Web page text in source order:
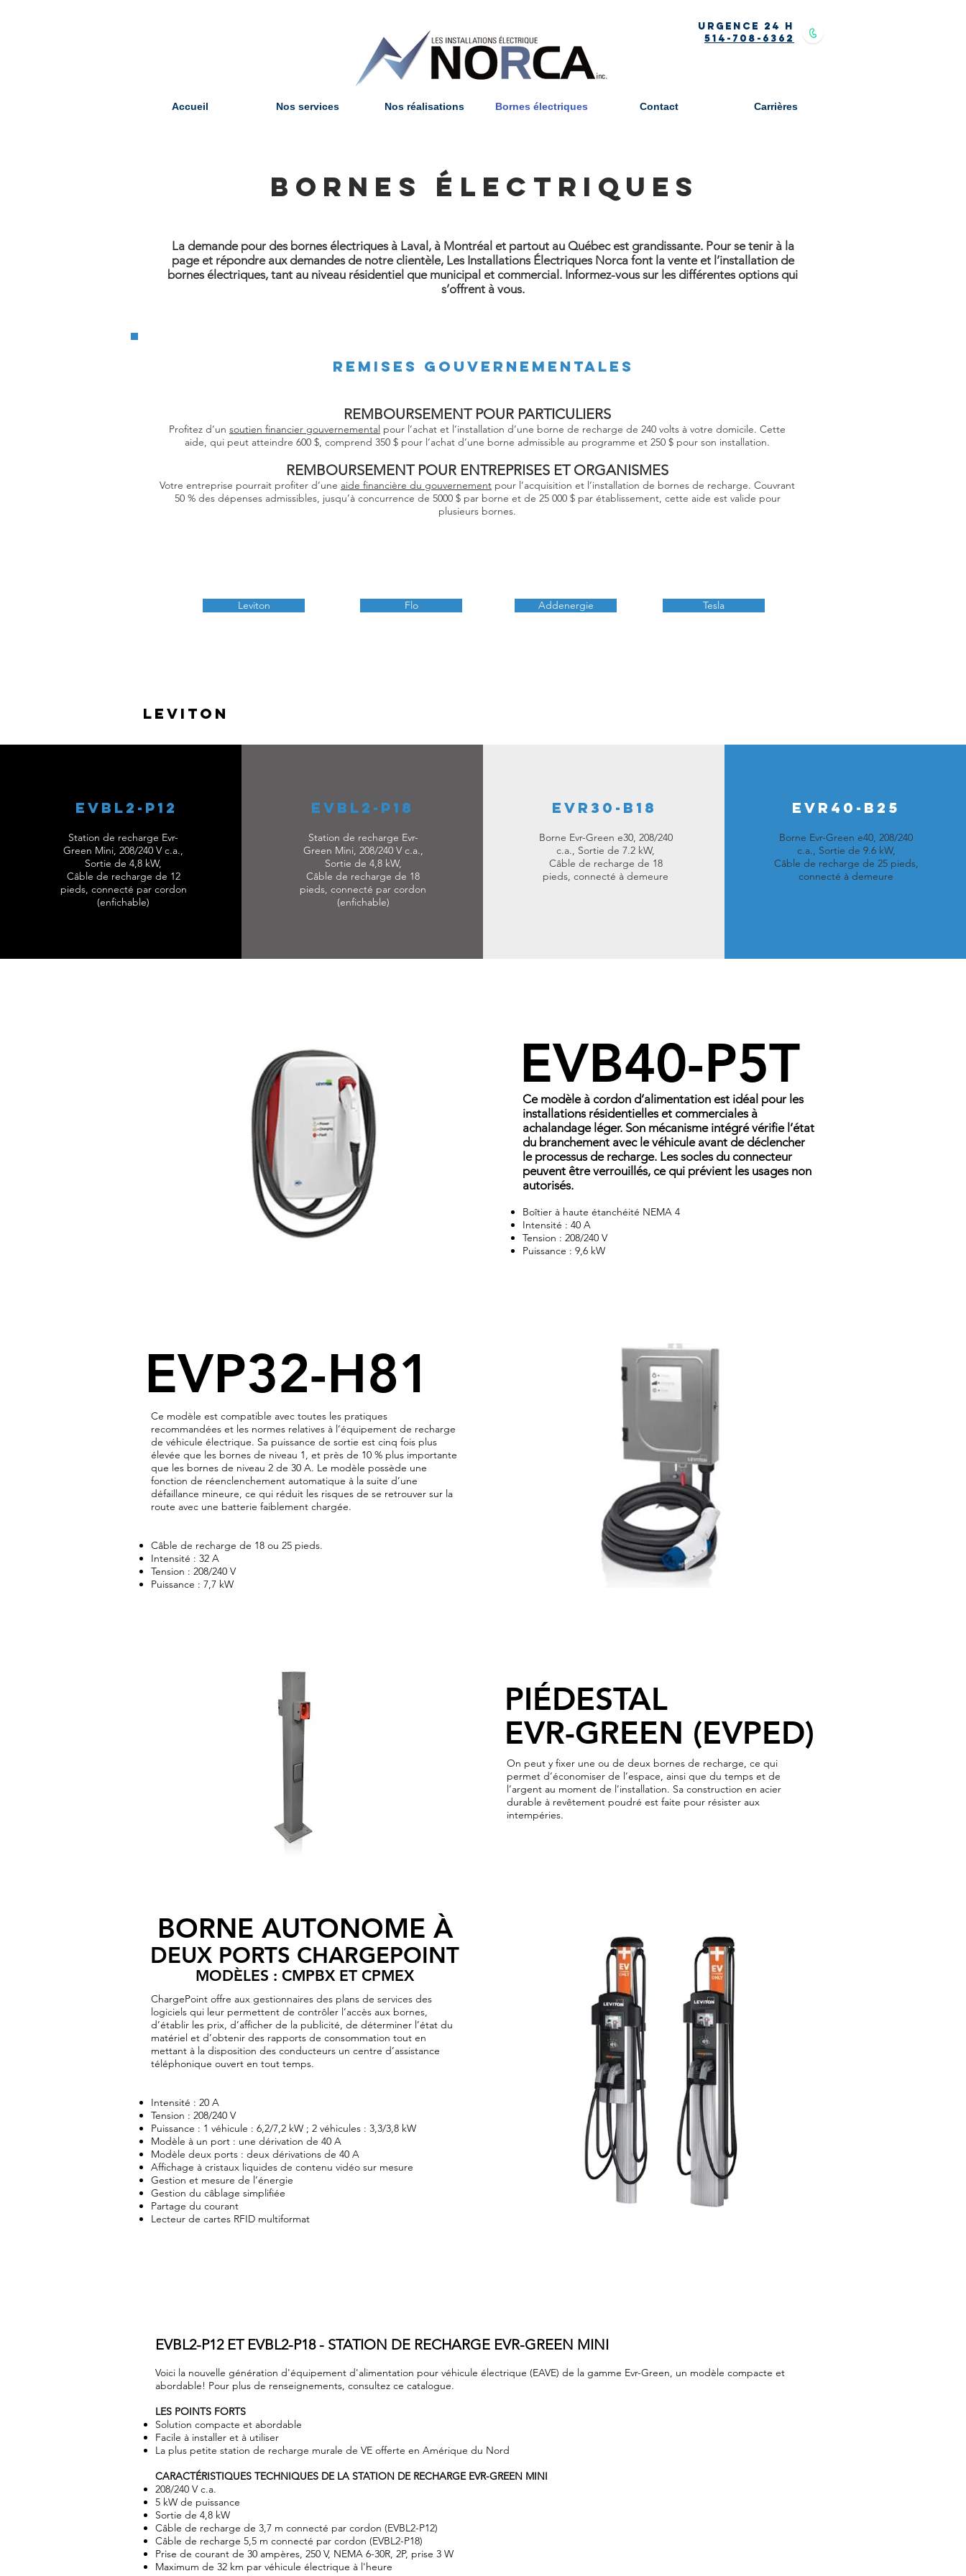
Urgence 24 h
514-708-6362
Accueil Nos services Nos réalisations Bornes électriques Contact Carrières
BORNES ÉLECTRIQUES
La demande pour des bornes électriques à Laval, à Montréal et partout au Québec est grandissante. Pour se tenir à la
page et répondre aux demandes de notre clientèle, Les Installations Électriques Norca font la vente et l’installation de
bornes électriques, tant au niveau résidentiel que municipal et commercial. Informez-vous sur les différentes options qui
s’offrent à vous.
REMISES GOUVERNEMENTALES
REMBOURSEMENT POUR PARTICULIERS
Profitez d’un soutien financier gouvernemental pour l’achat et l’installation d’une borne de recharge de 240 volts à votre domicile. Cette
aide, qui peut atteindre 600 $, comprend 350 $ pour l’achat d’une borne admissible au programme et 250 $ pour son installation.
REMBOURSEMENT POUR ENTREPRISES ET ORGANISMES
Votre entreprise pourrait profiter d’une aide financière du gouvernement pour l’acquisition et l’installation de bornes de recharge. Couvrant
50 % des dépenses admissibles, jusqu’à concurrence de 5000 $ par borne et de 25 000 $ par établissement, cette aide est valide pour
plusieurs bornes.
Leviton Flo Addenergie Tesla
Leviton
EVBL2-P12
Station de recharge Evr-
Green Mini, 208/240 V c.a.,
Sortie de 4,8 kW,
Câble de recharge de 12
pieds, connecté par cordon
(enfichable)
EVBL2-P18
Station de recharge Evr-
Green Mini, 208/240 V c.a.,
Sortie de 4,8 kW,
Câble de recharge de 18
pieds, connecté par cordon
(enfichable)
EVR30-B18
Borne Evr-Green e30, 208/240
c.a., Sortie de 7.2 kW,
Câble de recharge de 18
pieds, connecté à demeure
EVR40-B25
Borne Evr-Green e40, 208/240
c.a., Sortie de 9.6 kW,
Câble de recharge de 25 pieds,
connecté à demeure
Ce modèle à cordon d’alimentation est idéal pour les
installations résidentielles et commerciales à
achalandage léger. Son mécanisme intégré vérifie l’état
du branchement avec le véhicule avant de déclencher
le processus de recharge. Les socles du connecteur
peuvent être verrouillés, ce qui prévient les usages non
autorisés.
Boîtier à haute étanchéité NEMA 4
Intensité : 40 A
Tension : 208/240 V
Puissance : 9,6 kW
EVB40-P5T
Ce modèle est compatible avec toutes les pratiques
recommandées et les normes relatives à l’équipement de recharge
de véhicule électrique. Sa puissance de sortie est cinq fois plus
élevée que les bornes de niveau 1, et près de 10 % plus importante
que les bornes de niveau 2 de 30 A. Le modèle possède une
fonction de réenclenchement automatique à la suite d’une
défaillance mineure, ce qui réduit les risques de se retrouver sur la
route avec une batterie faiblement chargée.
Câble de recharge de 18 ou 25 pieds.
Intensité : 32 A
Tension : 208/240 V
Puissance : 7,7 kW
EVP32-H81
On peut y fixer une ou de deux bornes de recharge, ce qui
permet d’économiser de l’espace, ainsi que du temps et de
l’argent au moment de l’installation. Sa construction en acier
durable à revêtement poudré est faite pour résister aux
intempéries.
PIÉDESTAL
EVR-GREEN (EVPED)
ChargePoint offre aux gestionnaires des plans de services des
logiciels qui leur permettent de contrôler l’accès aux bornes,
d’établir les prix, d’afficher de la publicité, de déterminer l’état du
matériel et d’obtenir des rapports de consommation tout en
mettant à la disposition des conducteurs un centre d’assistance
téléphonique ouvert en tout temps.
Intensité : 20 A
Tension : 208/240 V
Puissance : 1 véhicule : 6,2/7,2 kW ; 2 véhicules : 3,3/3,8 kW
Modèle à un port : une dérivation de 40 A
Modèle deux ports : deux dérivations de 40 A
Affichage à cristaux liquides de contenu vidéo sur mesure
Gestion et mesure de l’énergie
Gestion du câblage simplifiée
Partage du courant
Lecteur de cartes RFID multiformat
BORNE AUTONOME À
DEUX PORTS CHARGEPOINT
MODÈLES : CMPBX ET CPMEX
EVBL2-P12 ET EVBL2-P18 - STATION DE RECHARGE EVR-GREEN MINI
Voici la nouvelle génération d'équipement d'alimentation pour véhicule électrique (EAVE) de la gamme Evr-Green, un modèle compacte et
abordable! Pour plus de renseignements, consultez ce catalogue.
LES POINTS FORTS
Solution compacte et abordable
Facile à installer et à utiliser
La plus petite station de recharge murale de VE offerte en Amérique du Nord
CARACTÉRISTIQUES TECHNIQUES DE LA STATION DE RECHARGE EVR-GREEN MINI
208/240 V c.a.
5 kW de puissance
Sortie de 4,8 kW
Câble de recharge de 3,7 m connecté par cordon (EVBL2-P12)
Câble de recharge 5,5 m connecté par cordon (EVBL2-P18)
Prise de courant de 30 ampères, 250 V, NEMA 6-30R, 2P, prise 3 W
Maximum de 32 km par véhicule électrique à l'heure